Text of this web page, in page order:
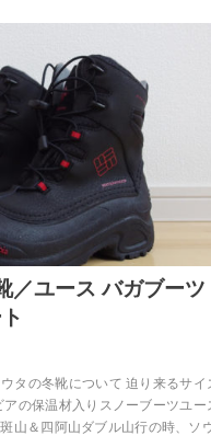
／ユース バガブーツ
タの冬靴について 迫り来るサイ
の保温材入りスノーブーツユー
山＆四阿山ダブル山行の時、ソ